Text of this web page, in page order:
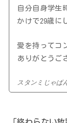
自分自身学生
かけで29歳に
愛を持ってコ
ありがとうご
スタンミじゃぱ